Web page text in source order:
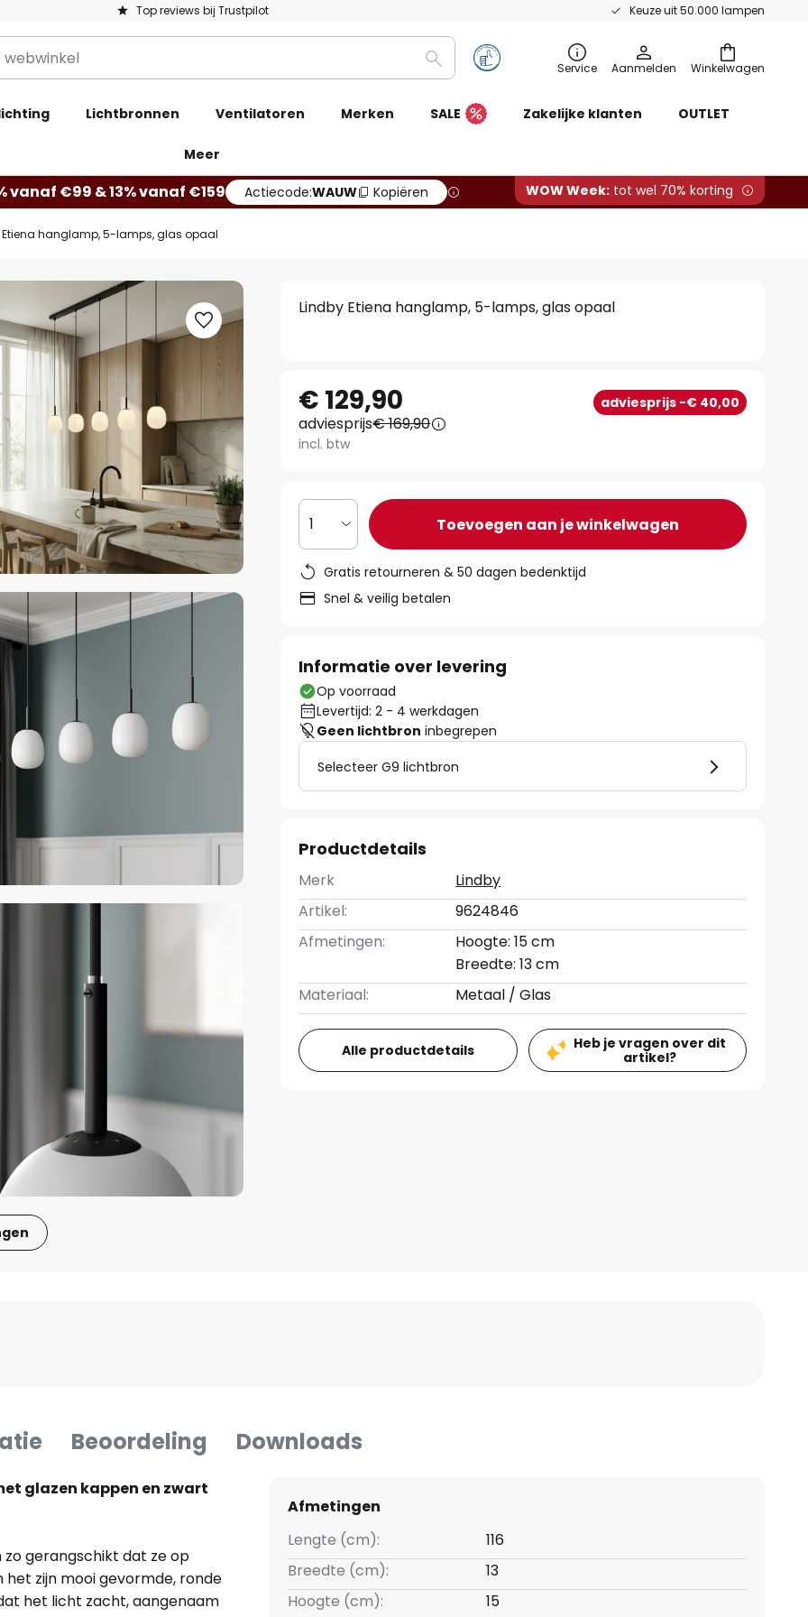
Top reviews bij Trustpilot Keuze uit 50.000 lampen
Winkelwagen
Zoeken Service Aanmelden
Lichtbronnen Ventilatoren Merken SALE Zakelijke klanten OUTLET
Meer
vanaf €99 & 13% vanaf €159 Actiecode:WAUW Kopiëren WOW Week: tot wel 70% korting
Etiena hanglamp, 5-lamps, glas opaal
Lindby Etiena hanglamp, 5-lamps, glas opaal
€ 129,90 adviesprijs -€ 40,00
adviesprijs€ 169,90
incl. btw
1 Toevoegen aan je winkelwagen
Gratis retourneren & 50 dagen bedenktijd
Snel & veilig betalen
Informatie over levering
Op voorraad
Levertijd: 2 - 4 werkdagen
Geen lichtbron inbegrepen
Selecteer G9 lichtbron
Productdetails
Merk
Lindby
Artikel:
9624846
Afmetingen:
Hoogte: 15 cm
Breedte: 13 cm
Materiaal:
Metaal / Glas
Alle productdetails
Heb je vragen over dit
artikel?
Beoordeling Downloads
glazen kappen en zwart
zo gerangschikt dat ze op
zijn mooi gevormde, ronde
het licht zacht, aangenaam
Afmetingen
Lengte (cm):
116
Breedte (cm):
13
Hoogte (cm):
15